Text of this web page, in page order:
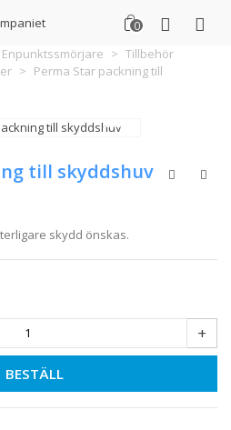
0
Enpunktssmörjare > Tillbehör
> Perma Star packning till
till skyddshuv
skydd önskas.
+
BESTÄLL